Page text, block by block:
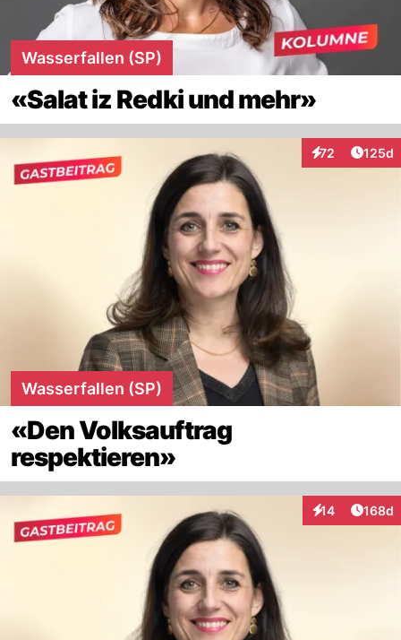
Wasserfallen (SP)
«Salat iz Redki und mehr»
72
Interaktionen
125d
Wasserfallen (SP)
«Den Volksauftrag
respektieren»
14
Interaktionen
168d